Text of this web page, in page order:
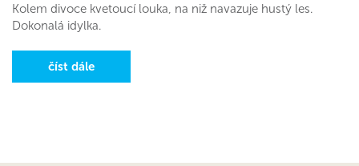
Kolem divoce kvetoucí louka, na niž navazuje hustý les.
Dokonalá idylka.
číst dále